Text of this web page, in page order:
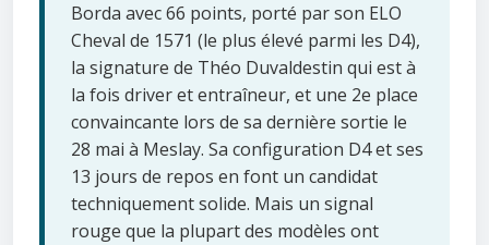
Borda avec 66 points, porté par son ELO
Cheval de 1571 (le plus élevé parmi les D4),
la signature de Théo Duvaldestin qui est à
la fois driver et entraîneur, et une 2e place
convaincante lors de sa dernière sortie le
28 mai à Meslay. Sa configuration D4 et ses
13 jours de repos en font un candidat
techniquement solide. Mais un signal
rouge que la plupart des modèles ont